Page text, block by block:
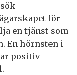
för
en tjänst som
En hörnsten i
positiv